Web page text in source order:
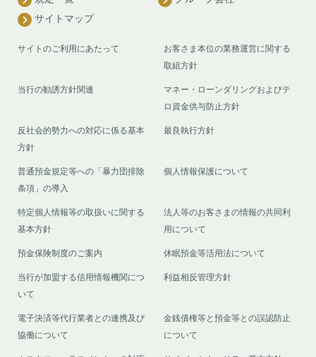
サイトマップ
サイトのご利用にあたって
お客さま本位の業務運営に関する
取組方針
当行の勧誘方針関連
マネー・ローンダリングおよびテ
ロ資金供与防止方針
反社会的勢力への対応に係る基本
方針
最良執行方針
普通預金規定等への「暴力団排除
条項」の導入
個人情報保護について
特定個人情報等の取扱いに関する
基本方針
法人等のお客さまの情報の共同利
用について
預金保険制度のご案内 休眠預金等活用法について
当行が加盟する信用情報機関につ
いて
利益相反管理方針
電子決済等代行業者との連携及び
協働について
金銭債権等と預金等との誤認防止
について